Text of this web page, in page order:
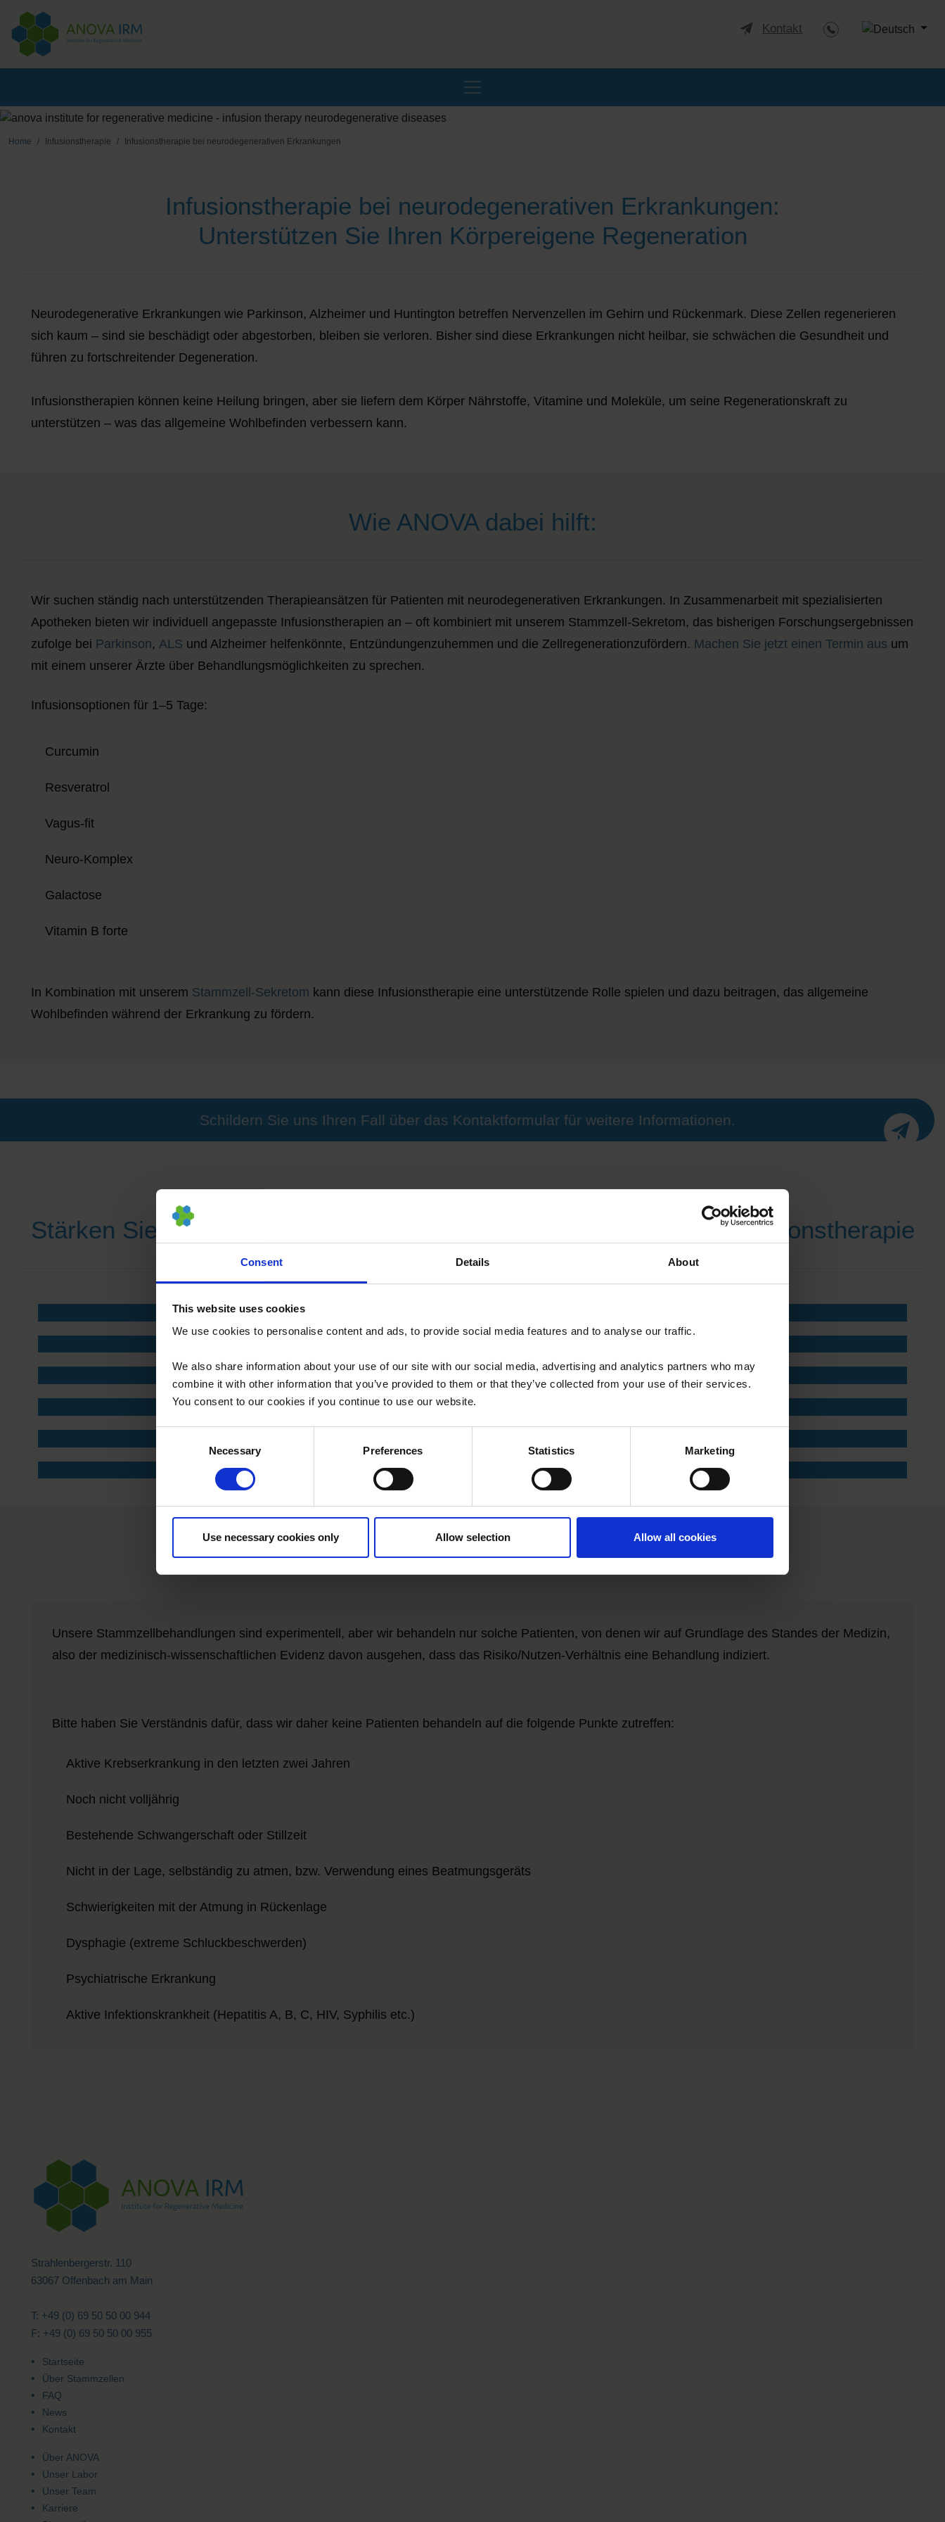
Consent Details About
This website uses cookies
We use cookies to personalise content and ads, to provide social media features and to analyse our traffic.
We also share information about your use of our site with our social media, advertising and analytics partners who may
combine it with other information that you’ve provided to them or that they’ve collected from your use of their services.
You consent to our cookies if you continue to use our website.
Selection
Necessary Preferences Statistics Marketing
Use necessary cookies only Allow selection Allow all cookies
Kontakt Sprache
Home Infusionstherapie Infusionstherapie bei neurodegenerativen Erkrankungen
Infusionstherapie bei neurodegenerativen Erkrankungen:
Unterstützen Sie Ihren Körpereigene Regeneration
Neurodegenerative Erkrankungen wie Parkinson, Alzheimer und Huntington betreffen Nervenzellen im Gehirn und Rückenmark. Diese Zellen regenerieren
sich kaum – sind sie beschädigt oder abgestorben, bleiben sie verloren. Bisher sind diese Erkrankungen nicht heilbar, sie schwächen die Gesundheit und
führen zu fortschreitender Degeneration.
Infusionstherapien können keine Heilung bringen, aber sie liefern dem Körper Nährstoffe, Vitamine und Moleküle, um seine Regenerationskraft zu
unterstützen – was das allgemeine Wohlbefinden verbessern kann.
Wie ANOVA dabei hilft:
Wir suchen ständig nach unterstützenden Therapieansätzen für Patienten mit neurodegenerativen Erkrankungen. In Zusammenarbeit mit spezialisierten
Apotheken bieten wir individuell angepasste Infusionstherapien an – oft kombiniert mit unserem Stammzell-Sekretom, das bisherigen Forschungsergebnissen
zufolge bei Parkinson, ALS und Alzheimer helfenkönnte, Entzündungenzuhemmen und die Zellregenerationzufördern. Machen Sie jetzt einen Termin aus um
mit einem unserer Ärzte über Behandlungsmöglichkeiten zu sprechen.
Infusionsoptionen für 1–5 Tage:
Curcumin
Resveratrol
Vagus-fit
Neuro-Komplex
Galactose
Vitamin B forte
In Kombination mit unserem Stammzell-Sekretom kann diese Infusionstherapie eine unterstützende Rolle spielen und dazu beitragen, das allgemeine
Wohlbefinden während der Erkrankung zu fördern.
Schildern Sie uns Ihren Fall über das Kontaktformular für weitere Informationen.
Stärken Sie Ihre Gesundheit mit einer evidenzbasierten ANOVA-Infusionstherapie
Immun-Boost
Wellbeing-Programm
Athletenprogramm
Neurodegenerative Erkrankungen
Kontraindikationen
Unsere Stammzellbehandlungen sind experimentell, aber wir behandeln nur solche Patienten, von denen wir auf Grundlage des Standes der Medizin,
also der medizinisch-wissenschaftlichen Evidenz davon ausgehen, dass das Risiko/Nutzen-Verhältnis eine Behandlung indiziert.
Bitte haben Sie Verständnis dafür, dass wir daher keine Patienten behandeln auf die folgende Punkte zutreffen:
Aktive Krebserkrankung in den letzten zwei Jahren
Noch nicht volljährig
Bestehende Schwangerschaft oder Stillzeit
Nicht in der Lage, selbständig zu atmen, bzw. Verwendung eines Beatmungsgeräts
Schwierigkeiten mit der Atmung in Rückenlage
Dysphagie (extreme Schluckbeschwerden)
Psychiatrische Erkrankung
Aktive Infektionskrankheit (Hepatitis A, B, C, HIV, Syphilis etc.)
Strahlenbergerstr. 110
63067 Offenbach am Main
T: +49 (0) 69 50 50 00 944
F: +49 (0) 69 50 50 00 955
Startseite
Über Stammzellen
FAQ
News
Kontakt
Über ANOVA
Unser Labor
Unser Team
Karriere